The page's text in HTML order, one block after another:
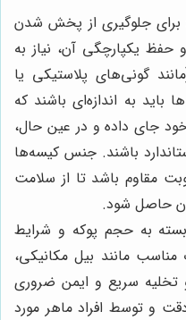
برای جلوگیری از پخش شدن
یکپارچگی آن، نیاز به
گونی‌های پلاستیکی یا
باید به اندازه‌ای باشند که
جای داده و در عین حال،
باشند. جنس کیسه‌ها
مقاوم باشد تا از سلامت
حاصل شود.
بسته به حجم پوکه و شرایط
مناسب مانند بیل مکانیکی،
و تخلیه سریع و ایمن ضروری
و توسط افراد ماهر مورد